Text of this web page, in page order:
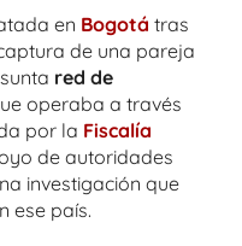
en Bogotá tras
de una pareja
red de
operaba a través
por la Fiscalía
de autoridades
investigación que
ese país.